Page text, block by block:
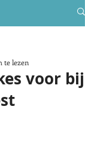
voor bij
te lezen